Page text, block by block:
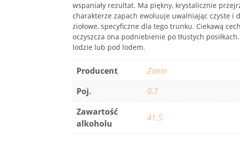
wspaniały rezultat. Ma piękny, krystalicznie
charakterze zapach ewoluuje uwalniając czyste i
ziołowe, specyficzne dla tego trunku. Ciekawą
oczyszcza ona podniebienie po tłustych
lodzie lub pod lodem.
Producent
Zanin
Poj.
0.7
Zawartość
alkoholu
41.5